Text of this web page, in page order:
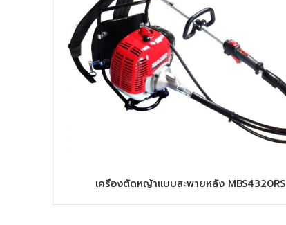
เครื่องตัดหญ้าแบบสะพายหลัง MBS4320RS